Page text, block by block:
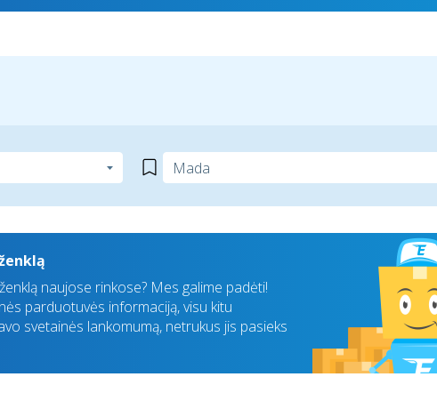
naujose rinkose? Mes galime padėti!
parduotuvės informaciją, visu kitu
svetainės lankomumą, netrukus jis pasieks